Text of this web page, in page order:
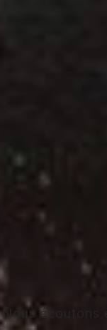
écoutons